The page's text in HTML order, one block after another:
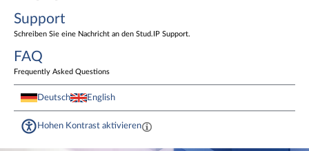
Support
Schreiben Sie eine Nachricht an den Stud.IP Support.
FAQ
Frequently Asked Questions
Deutsch English
Hohen Kontrast aktivieren